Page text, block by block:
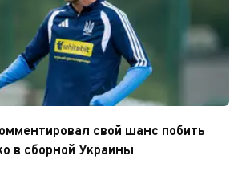
свой шанс побить
в сборной Украины